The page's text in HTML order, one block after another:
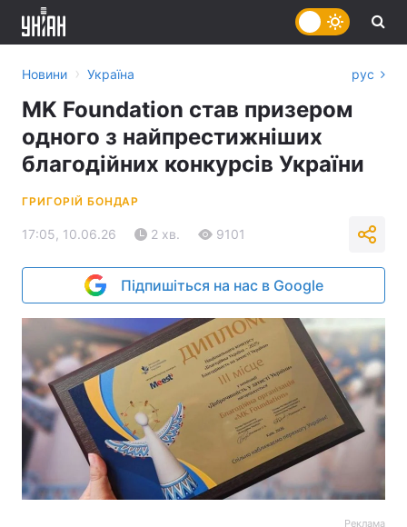
Новини › Україна рус
MK Foundation став призером
одного з найпрестижніших
благодійних конкурсів України
ГРИГОРІЙ БОНДАР
17:05, 10.06.26 2 хв. 9101
Підпишіться на нас в Google
Реклама